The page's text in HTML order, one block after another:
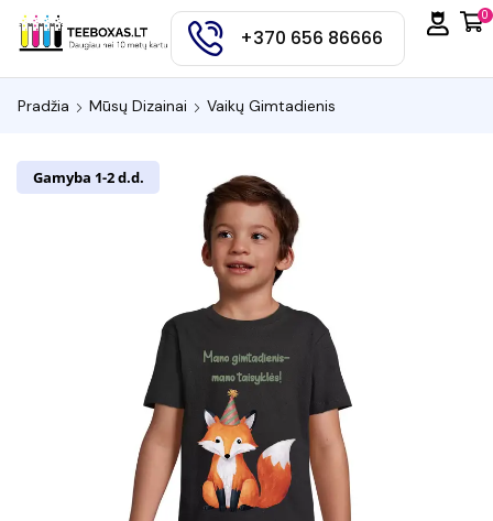
+370 656 86666
0
Pradžia Mūsų Dizainai Vaikų Gimtadienis
Gamyba 1-2 d.d.